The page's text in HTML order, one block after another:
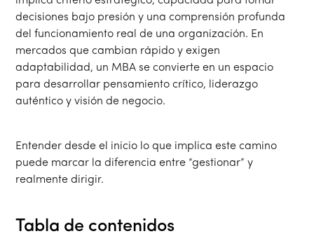
decisiones bajo presión y una comprensión profunda
del funcionamiento real de una organización. En
mercados que cambian rápido y exigen
adaptabilidad, un MBA se convierte en un espacio
para desarrollar pensamiento crítico, liderazgo
auténtico y visión de negocio.
Entender desde el inicio lo que implica este camino
puede marcar la diferencia entre “gestionar” y
realmente dirigir.
Tabla de contenidos